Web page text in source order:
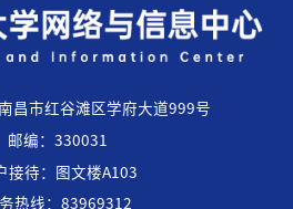
昌市红谷滩区学府大道999号
邮编：330031
接待：图文楼A103
热线：83969312